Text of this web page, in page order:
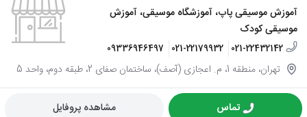
آموزش موسیقی پاپ، آموزشگاه موسیقی، آموزش
موسیقی کودک
021-22432142
021-22179932
09336946497
تهران، منطقه 1، م. اعجازی (آصف)، ساختمان صفای 2، طبقه دوم، واحد 5
تماس مشاهده پروفایل